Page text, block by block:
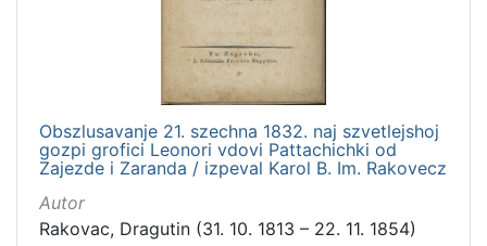
Obszlusavanje 21. szechna 1832. naj szvetlejshoj
gozpi grofici Leonori vdovi Pattachichki od
Zajezde i Zaranda / izpeval Karol B. Im. Rakovecz
Autor
Rakovac, Dragutin (31. 10. 1813 – 22. 11. 1854)